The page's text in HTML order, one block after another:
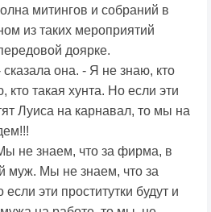
митингов и собраний в
из таких мероприятий
доярке.
она. - Я не знаю, кто
такая хунта. Но если эти
Луиса на карнавал, то мы на
не знаем, что за фирма, в
муж. Мы не знаем, что за
эти проститутки будут и